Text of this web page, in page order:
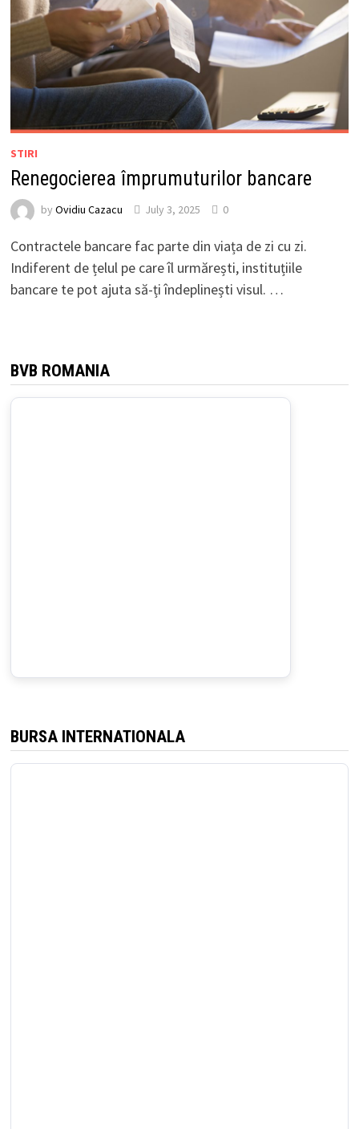
STIRI
Renegocierea împrumuturilor bancare
by Ovidiu Cazacu July 3, 2025 0
Contractele bancare fac parte din viața de zi cu zi.
Indiferent de țelul pe care îl urmărești, instituțiile
bancare te pot ajuta să-ți îndeplinești visul. …
BVB ROMANIA
BURSA INTERNATIONALA